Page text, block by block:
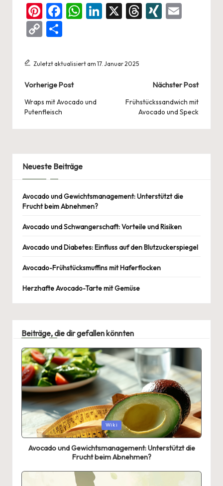
Pi
nt
er
es
F
e
o
o
W
s
p
Li
dI
X
T
XI
C
p
y
Li
n
k
n
Zuletzt aktualisiert am 17. Januar 2025
Post
navigation
Vorherige Post
Wraps mit Avocado und
Putenfleisch
Nächster Post
Frühstückssandwich mit
Avocado und Speck
Neueste Beiträge
Avocado und Gewichtsmanagement: Unterstützt die
Frucht beim Abnehmen?
Avocado und Schwangerschaft: Vorteile und Risiken
Avocado und Diabetes: Einfluss auf den Blutzuckerspiegel
Avocado-Frühstücksmuffins mit Haferflocken
Herzhafte Avocado-Tarte mit Gemüse
Beiträge, die dir gefallen könnten
Posted
in
Wiki
Avocado und Gewichtsmanagement: Unterstützt die
Frucht beim Abnehmen?